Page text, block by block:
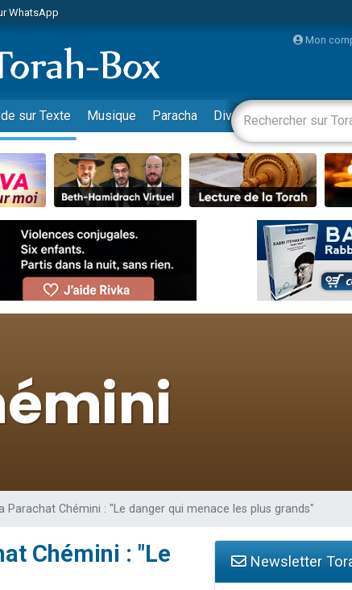
WhatsApp
1 Journée de Vacances Pour les Enfants
WhatsApp
sur Zoom
Diane, 80 ans, dans un appartement insalubre
WhatsApp
WhatsApp
5 jours de vacances aux Orphelins
sur Zoom
Music
WhatsApp
Mon
sur Texte Musique Paracha Divertissements
Parachat Chémini : "Le danger qui menace les plus grands"
Chémini : "Le
Newsletter